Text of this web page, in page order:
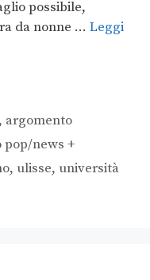
possibile,
da nonne … Leggi
, argomento
pop/news +
, ulisse, università